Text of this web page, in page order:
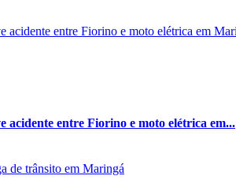
acidente entre Fiorino e moto elétrica em...